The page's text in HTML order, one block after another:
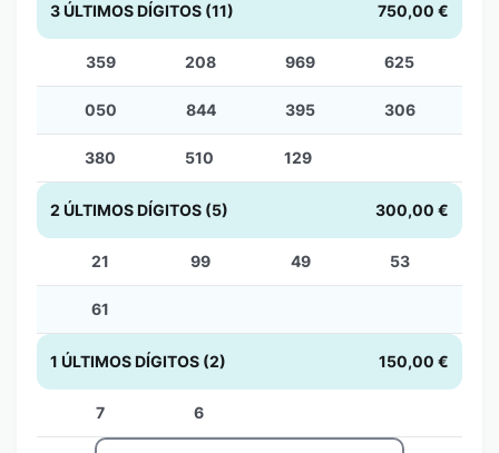
3 ÚLTIMOS DÍGITOS (11) 750,00 €
359 208 969 625
050 844 395 306
380 510 129
2 ÚLTIMOS DÍGITOS (5) 300,00 €
21 99 49 53
61
1 ÚLTIMOS DÍGITOS (2) 150,00 €
7 6